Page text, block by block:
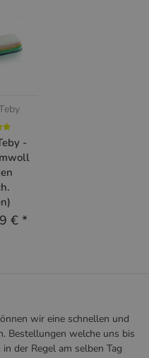
-
€ *
wir eine schnellen und
Bestellungen welche uns bis
der Regel am selben Tag